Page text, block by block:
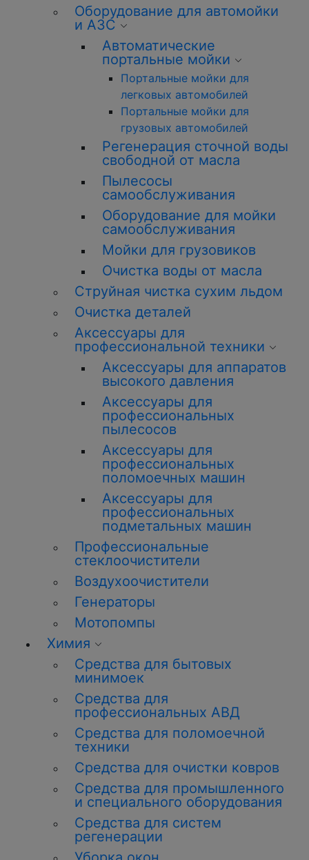
Оборудование для автомойки
и АЗС
Автоматические
портальные мойки
Портальные мойки для
легковых автомобилей
Портальные мойки для
грузовых автомобилей
Регенерация сточной воды
свободной от масла
Пылесосы
самообслуживания
Оборудование для мойки
самообслуживания
Мойки для грузовиков
Очистка воды от масла
Струйная чистка сухим льдом
Очистка деталей
Аксессуары для
профессиональной техники
Аксессуары для аппаратов
высокого давления
Аксессуары для
профессиональных
пылесосов
Аксессуары для
профессиональных
поломоечных машин
Аксессуары для
профессиональных
подметальных машин
Профессиональные
стеклоочистители
Воздухоочистители
Генераторы
Мотопомпы
Химия
Средства для бытовых
минимоек
Средства для
профессиональных АВД
Средства для поломоечной
техники
Средства для очистки ковров
Средства для промышленного
и специального оборудования
Средства для систем
регенерации